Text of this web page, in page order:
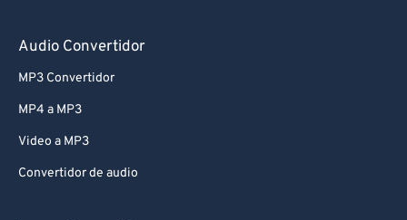
Audio Convertidor
MP3 Convertidor
MP4 a MP3
Video a MP3
Convertidor de audio